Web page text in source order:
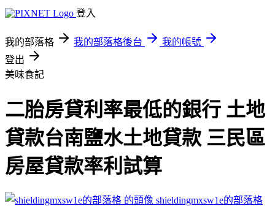
登入
我的部落格 我的部落格後台
我的帳號
登出
美味食記
二胎房貸利率最低的銀行 土地
貸款台南鹽水土地貸款 三民區
房屋貸款率利試算
shieldingmxsw1e的部落格